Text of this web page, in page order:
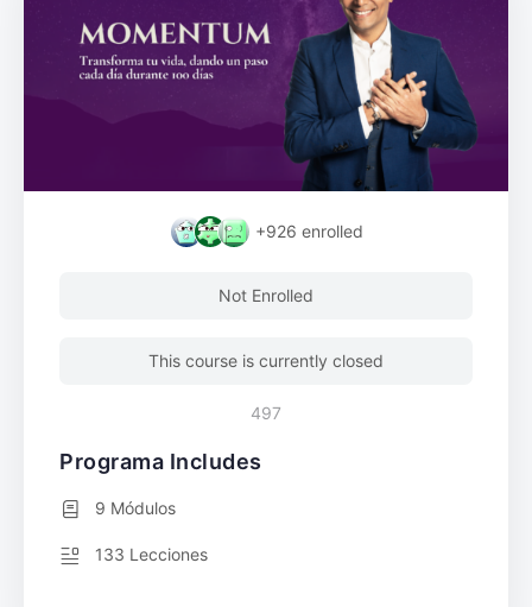
+926 enrolled
Not Enrolled
This course is currently closed
497
Programa Includes
9 Módulos
133 Lecciones